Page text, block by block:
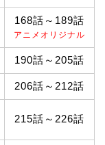
168話～189話
アニメオリジナル
190話～205話
206話～212話
215話～226話